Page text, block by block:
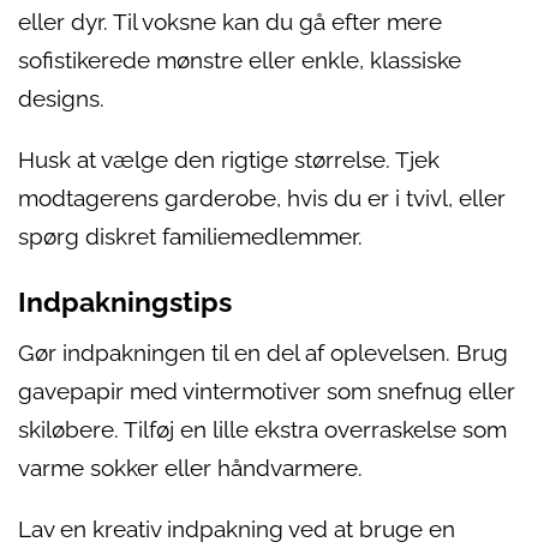
eller dyr. Til voksne kan du gå efter mere
sofistikerede mønstre eller enkle, klassiske
designs.
Husk at vælge den rigtige størrelse. Tjek
modtagerens garderobe, hvis du er i tvivl, eller
spørg diskret familiemedlemmer.
Indpakningstips
Gør indpakningen til en del af oplevelsen. Brug
gavepapir med vintermotiver som snefnug eller
skiløbere. Tilføj en lille ekstra overraskelse som
varme sokker eller håndvarmere.
Lav en kreativ indpakning ved at bruge en